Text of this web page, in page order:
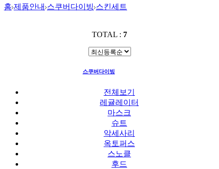
홈 제품안내 스쿠버다이빙 스킨세트
TOTAL : 7
스쿠버다이빙
전체보기
레귤레이터
마스크
슈트
악세사리
옥토퍼스
스노클
후드